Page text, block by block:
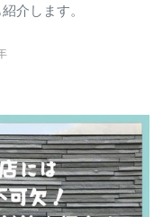
介します。